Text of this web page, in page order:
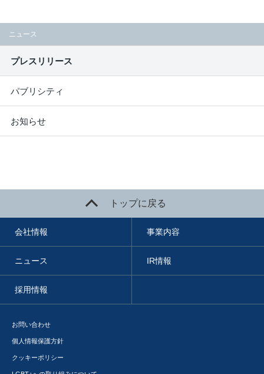
ニュース
プレスリリース
パブリシティ
お知らせ
トップに戻る
会社情報 事業内容
ニュース IR情報
採用情報
お問い合わせ
個人情報保護方針
クッキーポリシー